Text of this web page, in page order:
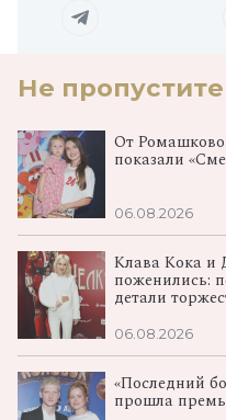
Не пропустите
От
показали
06.08.2026
Клава Кока и
поженились:
детали
06.08.2026
«Последний
прошла